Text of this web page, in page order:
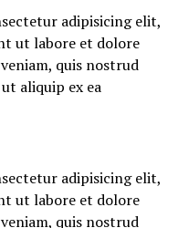
adipisicing elit,
ut labore et dolore
quis nostrud
aliquip ex ea
adipisicing elit,
ut labore et dolore
quis nostrud